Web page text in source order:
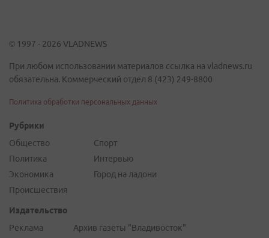
© 1997 - 2026 VLADNEWS
При любом использовании материалов ссылка на vladnews.ru
обязательна. Коммерческий отдел 8 (423) 249-8800
Политика обработки персональных данных
Рубрики
Общество
Политика
Экономика
Происшествия
Спорт
Интервью
Город на ладони
Издательство
Реклама
Архив газеты "Владивосток"